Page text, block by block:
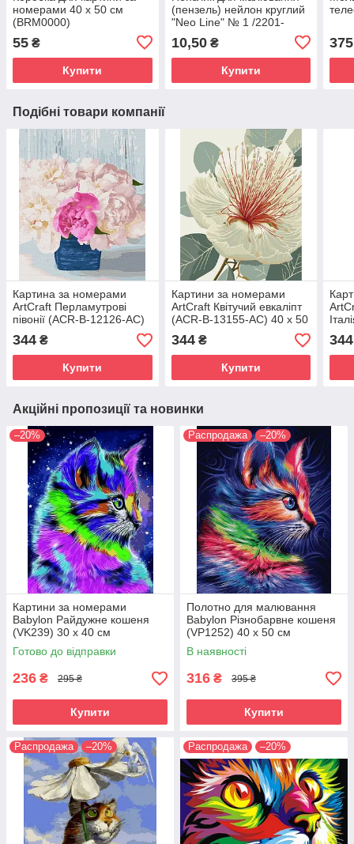
номерами 40 х 50 см
(BRM0000)
55 ₴
Купити
(пензель) нейлон круглий
"Neo Line" № 1 /2201-
10,50₴
Купити
375
Подібні товари компанії
Картина за номерами
ArtCraft Перламутрові
півонії (ACR-B-12126-AC)
40 х 50 см
344 ₴
Купити
Картини за номерами
ArtCraft Квітучий евкаліпт
(ACR-B-13155-AC) 40 х 50
см
344₴
Купити
40
344
Акційні пропозиції та новинки
–20%
Картини за номерами
Babylon Райдужне кошеня
(VK239) 30 х 40 см
Готово до відправки
236 ₴ 295 ₴
Купити
Распродажа –20%
Полотно для малювання
Babylon Різнобарвне кошеня
(VP1252) 40 х 50 см
В наявності
316 ₴ 395 ₴
Купити
Распродажа –20% Распродажа –20%